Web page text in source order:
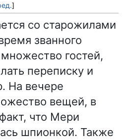
]
со старожилами
званного
гостей,
переписку и
На вечере
вещей, в
что Мери
шпионкой. Также